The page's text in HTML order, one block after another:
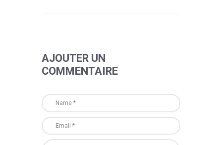
AJOUTER UN
COMMENTAIRE